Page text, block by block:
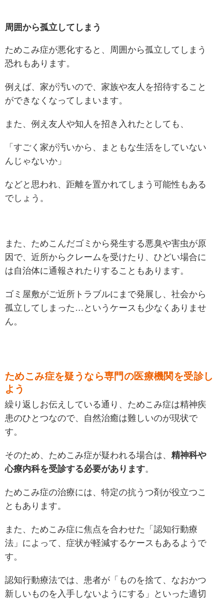
周囲から孤立してしまう
ためこみ症が悪化すると、周囲から孤立してしまう
恐れもあります。
例えば、家が汚いので、家族や友人を招待すること
ができなくなってしまいます。
また、例え友人や知人を招き入れたとしても、
「すごく家が汚いから、まともな生活をしていない
んじゃないか」
などと思われ、 距離を置かれてしまう可能性もある
でしょう。
また、ためこんだゴミから発生する悪臭や害虫が原
因で、近所からクレームを受けたり、ひどい場合に
は自治体に通報されたりすることもあります。
ゴミ屋敷がご近所トラブルにまで発展し、社会から
孤立してしまった…というケースも少なくありませ
ん。
ためこみ症を疑うなら専門の医療機関を受診し
よう
繰り返しお伝えしている通り、ためこみ症は精神疾
患のひとつなので、自然治癒は難しいのが現状で
す。
そのため、ためこみ症が疑われる場合は、 精神科や
心療内科を受診する必要があります。
ためこみ症の治療には、特定の抗うつ剤が役立つこ
ともあります。
また、ためこみ症に焦点を合わせた「認知行動療
法」によって、症状が軽減するケースもあるようで
す。
認知行動療法では、患者が「ものを捨て、なおかつ
新しいものを入手しないようにする」といった適切